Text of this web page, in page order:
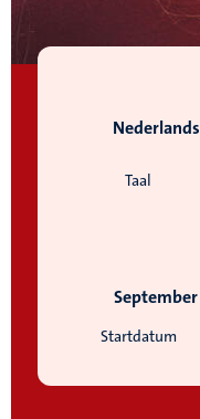
Taal
Nederlands
Startdatum
September